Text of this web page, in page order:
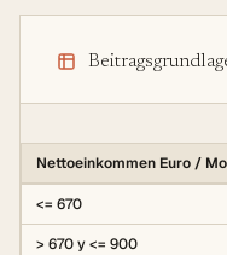
Nettoeinkommen Euro /
<= 670
> 670 y <= 900